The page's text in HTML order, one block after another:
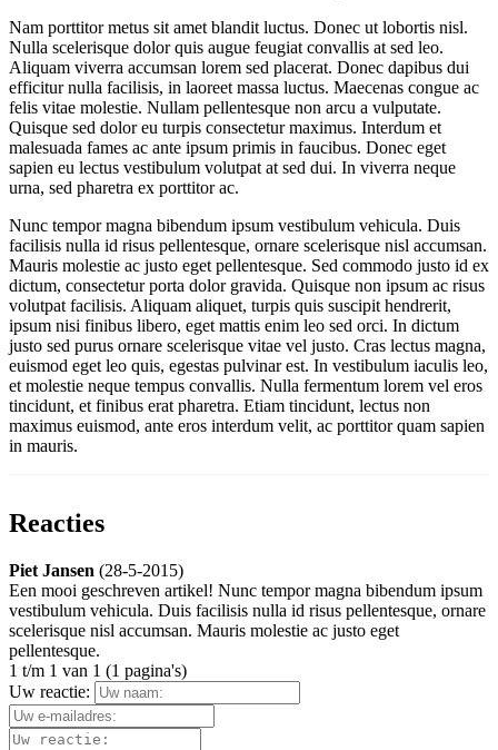
Nam porttitor metus sit amet blandit luctus. Donec ut lobortis nisl.
Nulla scelerisque dolor quis augue feugiat convallis at sed leo.
Aliquam viverra accumsan lorem sed placerat. Donec dapibus dui
efficitur nulla facilisis, in laoreet massa luctus. Maecenas congue ac
felis vitae molestie. Nullam pellentesque non arcu a vulputate.
Quisque sed dolor eu turpis consectetur maximus. Interdum et
malesuada fames ac ante ipsum primis in faucibus. Donec eget
sapien eu lectus vestibulum volutpat at sed dui. In viverra neque
urna, sed pharetra ex porttitor ac.
Nunc tempor magna bibendum ipsum vestibulum vehicula. Duis
facilisis nulla id risus pellentesque, ornare scelerisque nisl accumsan.
Mauris molestie ac justo eget pellentesque. Sed commodo justo id ex
dictum, consectetur porta dolor gravida. Quisque non ipsum ac risus
volutpat facilisis. Aliquam aliquet, turpis quis suscipit hendrerit,
ipsum nisi finibus libero, eget mattis enim leo sed orci. In dictum
justo sed purus ornare scelerisque vitae vel justo. Cras lectus magna,
euismod eget leo quis, egestas pulvinar est. In vestibulum iaculis leo,
et molestie neque tempus convallis. Nulla fermentum lorem vel eros
tincidunt, et finibus erat pharetra. Etiam tincidunt, lectus non
maximus euismod, ante eros interdum velit, ac porttitor quam sapien
in mauris.
Reacties
Piet Jansen (28-5-2015)
Een mooi geschreven artikel! Nunc tempor magna bibendum ipsum
vestibulum vehicula. Duis facilisis nulla id risus pellentesque, ornare
scelerisque nisl accumsan. Mauris molestie ac justo eget
pellentesque.
1 t/m 1 van 1 (1 pagina's)
Uw reactie: